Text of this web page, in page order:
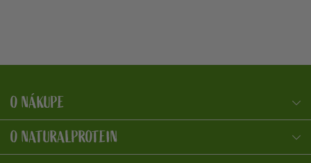
O NÁKUPE
O NATURALPROTEIN
NaturalProtein Poradca